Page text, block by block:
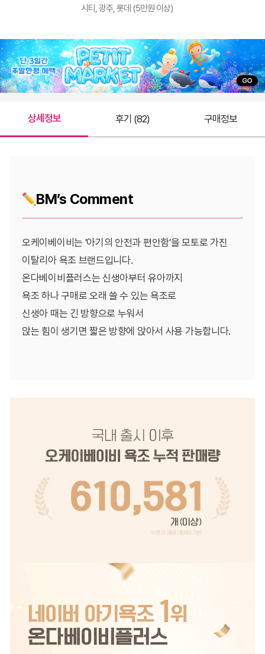
시티, 광주, 롯데 (5만원 이상)
상세정보 후기 (82) 구매정보
BM’s Comment
오케이베이비는 ′아기의 안전과 편안함′을 모토로 가진
이탈리아 욕조 브랜드입니다.
온다베이비플러스는 신생아부터 유아까지
욕조 하나 구매로 오래 쓸 수 있는 욕조로
신생아 때는 긴 방향으로 누워서
앉는 힘이 생기면 짧은 방향에 앉아서 사용 가능합니다.